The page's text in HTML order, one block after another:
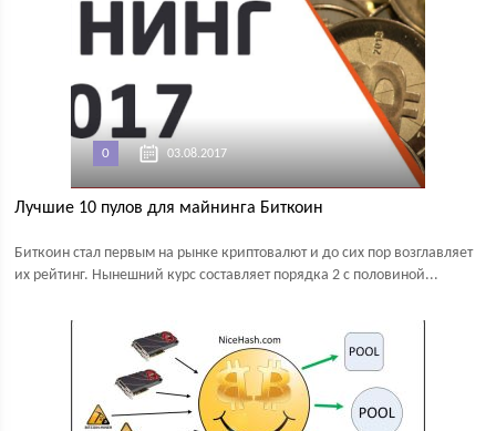
0 03.08.2017
Лучшие 10 пулов для майнинга Биткоин
Биткоин стал первым на рынке криптовалют и до сих пор возглавляет
их рейтинг. Нынешний курс составляет порядка 2 с половиной...